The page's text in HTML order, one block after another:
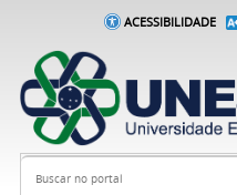
ACESSIBILIDADE
Busca